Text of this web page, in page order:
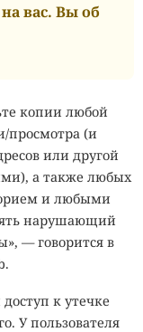
вас. Вы об
копии любой
просмотра (и
или другой
а также любых
и любыми
нарушающий
— говорится в
к утечке
У пользователя